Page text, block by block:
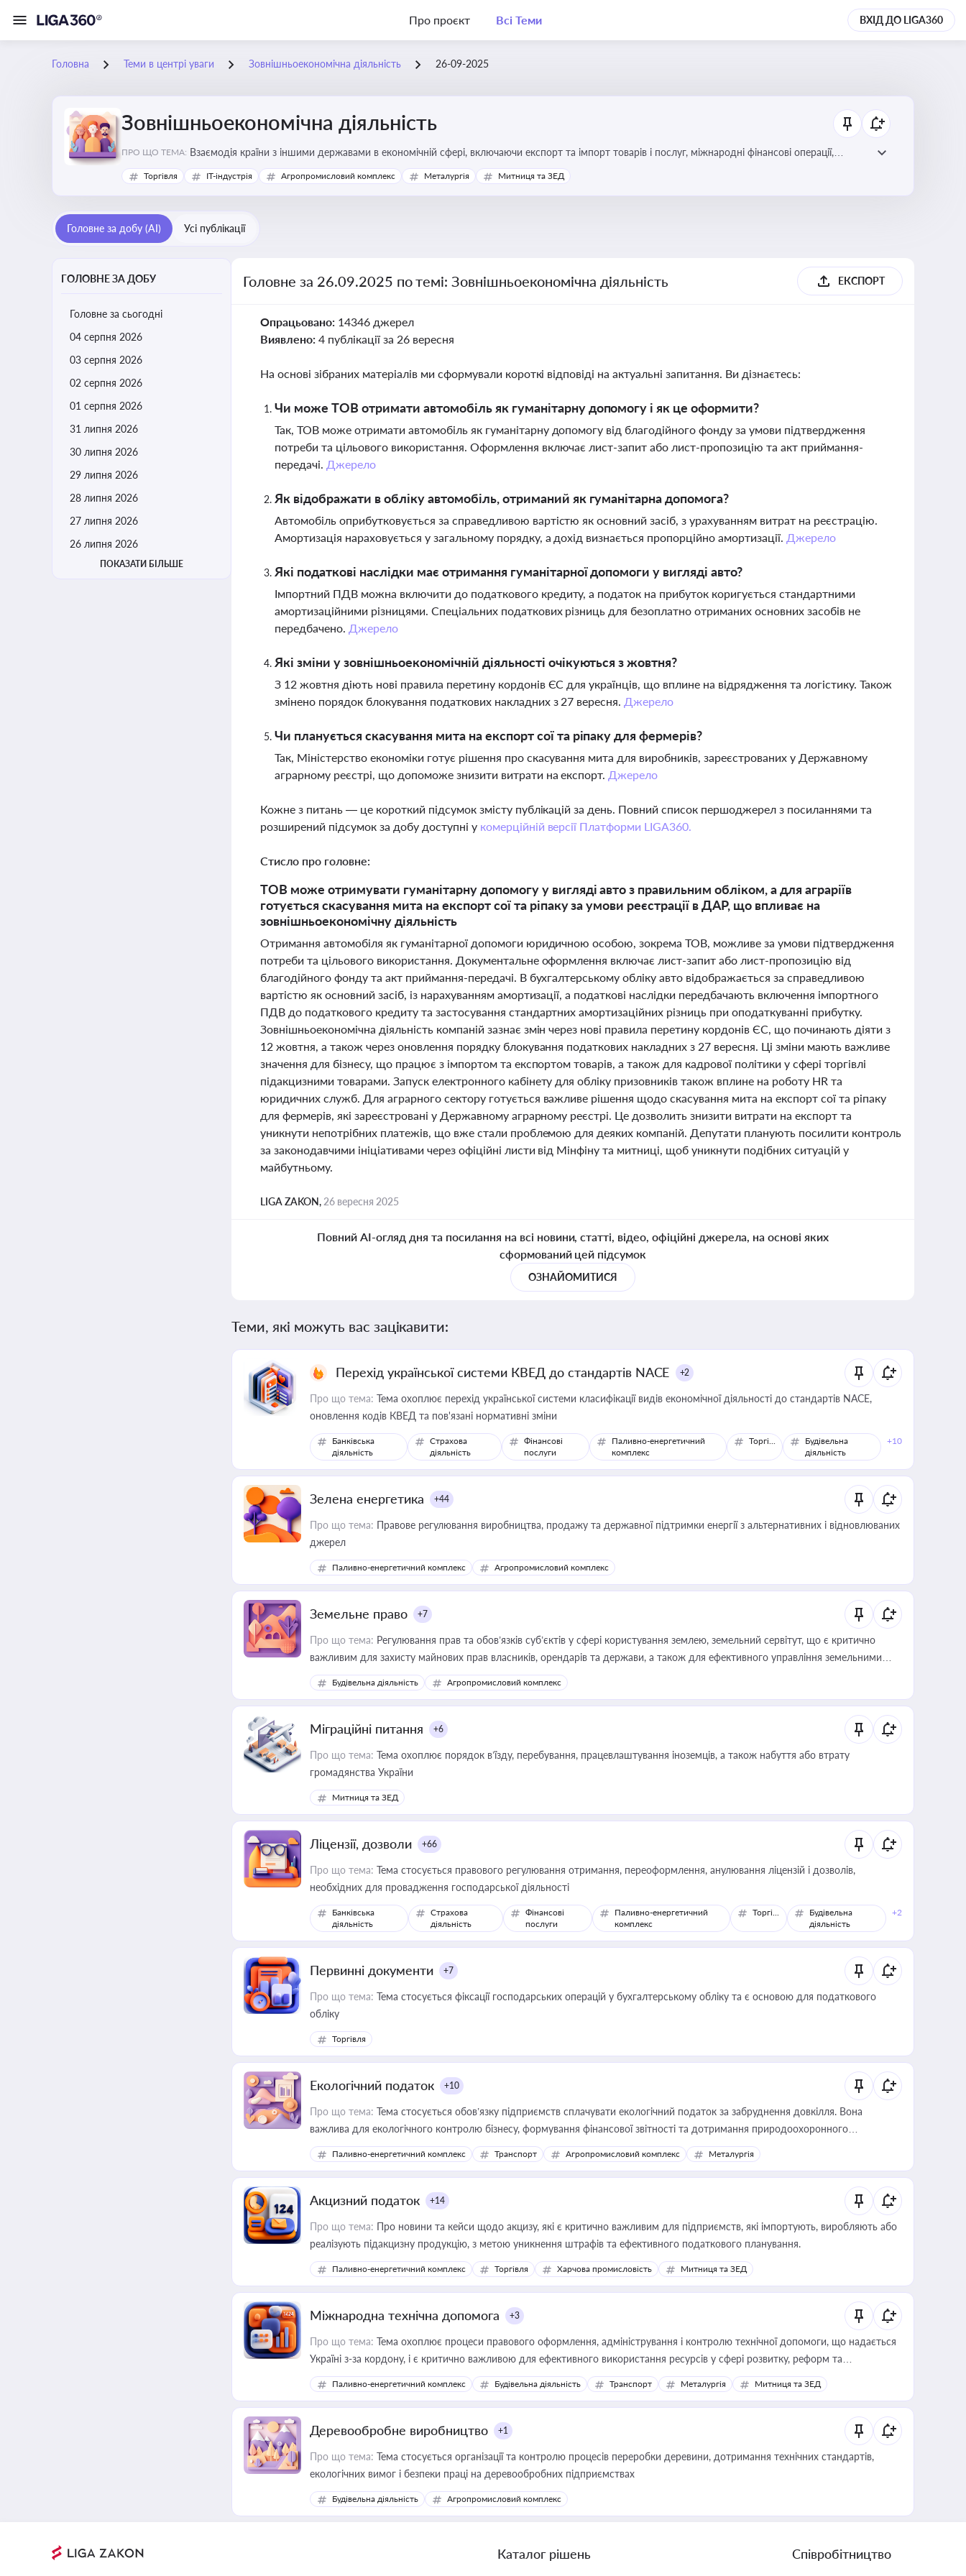
Про проєкт Всі Теми ВХІД ДО LIGA360
Головна Теми в центрі уваги Зовнішньоекономічна діяльність 26-09-2025
Зовнішньоекономічна діяльність
ПРО ЩО ТЕМА: Взаємодія країни з іншими державами в економічній сфері, включаючи експорт та імпорт товарів і послуг, міжнародні фінансові операції,
інвестиції, торгівлю, митне регулювання
Торгівля IT-індустрія Агропромисловий комплекс Металургія Митниця та ЗЕД
Головне за добу (AI) Усі публікації
ГОЛОВНЕ ЗА ДОБУ
Головне за сьогодні
04 серпня 2026
03 серпня 2026
02 серпня 2026
01 серпня 2026
31 липня 2026
30 липня 2026
29 липня 2026
28 липня 2026
27 липня 2026
26 липня 2026
ПОКАЗАТИ БІЛЬШЕ
Головне за 26.09.2025 по темі: Зовнішньоекономічна діяльність ЕКСПОРТ
Опрацьовано: 14346 джерел
Виявлено: 4 публікації за 26 вересня
На основі зібраних матеріалів ми сформували короткі відповіді на актуальні запитання. Ви дізнаєтесь:
Чи може ТОВ отримати автомобіль як гуманітарну допомогу і як це оформити?
Так, ТОВ може отримати автомобіль як гуманітарну допомогу від благодійного фонду за умови підтвердження
потреби та цільового використання. Оформлення включає лист-запит або лист-пропозицію та акт приймання-
передачі. Джерело
Як відображати в обліку автомобіль, отриманий як гуманітарна допомога?
Автомобіль оприбутковується за справедливою вартістю як основний засіб, з урахуванням витрат на реєстрацію.
Амортизація нараховується у загальному порядку, а дохід визнається пропорційно амортизації. Джерело
Які податкові наслідки має отримання гуманітарної допомоги у вигляді авто?
Імпортний ПДВ можна включити до податкового кредиту, а податок на прибуток коригується стандартними
амортизаційними різницями. Спеціальних податкових різниць для безоплатно отриманих основних засобів не
передбачено. Джерело
Які зміни у зовнішньоекономічній діяльності очікуються з жовтня?
З 12 жовтня діють нові правила перетину кордонів ЄС для українців, що вплине на відрядження та логістику. Також
змінено порядок блокування податкових накладних з 27 вересня. Джерело
Чи планується скасування мита на експорт сої та ріпаку для фермерів?
Так, Міністерство економіки готує рішення про скасування мита для виробників, зареєстрованих у Державному
аграрному реєстрі, що допоможе знизити витрати на експорт. Джерело
Кожне з питань — це короткий підсумок змісту публікацій за день. Повний список першоджерел з посиланнями та
розширений підсумок за добу доступні у комерційній версії Платформи LIGA360.
Стисло про головне:
ТОВ може отримувати гуманітарну допомогу у вигляді авто з правильним обліком, а для аграріїв
готується скасування мита на експорт сої та ріпаку за умови реєстрації в ДАР, що впливає на
зовнішньоекономічну діяльність
Отримання автомобіля як гуманітарної допомоги юридичною особою, зокрема ТОВ, можливе за умови підтвердження
потреби та цільового використання. Документальне оформлення включає лист-запит або лист-пропозицію від
благодійного фонду та акт приймання-передачі. В бухгалтерському обліку авто відображається за справедливою
вартістю як основний засіб, із нарахуванням амортизації, а податкові наслідки передбачають включення імпортного
ПДВ до податкового кредиту та застосування стандартних амортизаційних різниць при оподаткуванні прибутку.
Зовнішньоекономічна діяльність компаній зазнає змін через нові правила перетину кордонів ЄС, що починають діяти з
12 жовтня, а також через оновлення порядку блокування податкових накладних з 27 вересня. Ці зміни мають важливе
значення для бізнесу, що працює з імпортом та експортом товарів, а також для кадрової політики у сфері торгівлі
підакцизними товарами. Запуск електронного кабінету для обліку призовників також вплине на роботу HR та
юридичних служб. Для аграрного сектору готується важливе рішення щодо скасування мита на експорт сої та ріпаку
для фермерів, які зареєстровані у Державному аграрному реєстрі. Це дозволить знизити витрати на експорт та
уникнути непотрібних платежів, що вже стали проблемою для деяких компаній. Депутати планують посилити контроль
за законодавчими ініціативами через офіційні листи від Мінфіну та митниці, щоб уникнути подібних ситуацій у
майбутньому.
LIGA ZAKON, 26 вересня 2025
Повний AI-огляд дня та посилання на всі новини, статті, відео, офіційні джерела, на основі яких
сформований цей підсумок
ОЗНАЙОМИТИСЯ
Теми, які можуть вас зацікавити:
Перехід української системи КВЕД до стандартів NACE +2
Про що тема: Тема охоплює перехід української системи класифікації видів економічної діяльності до стандартів NACE,
оновлення кодів КВЕД та пов'язані нормативні зміни
Банківська
діяльність
Страхова
діяльність
Фінансові
послуги
Паливно-енергетичний
комплекс
Торгівля
Будівельна
діяльність
+10
Зелена енергетика +44
Про що тема: Правове регулювання виробництва, продажу та державної підтримки енергії з альтернативних і відновлюваних
джерел
Паливно-енергетичний комплекс Агропромисловий комплекс
Земельне право +7
Про що тема: Регулювання прав та обов’язків суб’єктів у сфері користування землею, земельний сервітут, що є критично
важливим для захисту майнових прав власників, орендарів та держави, а також для ефективного управління земельними
ресурсами
Будівельна діяльність Агропромисловий комплекс
Міграційні питання +6
Про що тема: Тема охоплює порядок в’їзду, перебування, працевлаштування іноземців, а також набуття або втрату
громадянства України
Митниця та ЗЕД
Ліцензії, дозволи +66
Про що тема: Тема стосується правового регулювання отримання, переоформлення, анулювання ліцензій і дозволів,
необхідних для провадження господарської діяльності
Банківська
діяльність
Страхова
діяльність
Фінансові
послуги
Паливно-енергетичний
комплекс
Торгівля
Будівельна
діяльність
+2
Первинні документи +7
Про що тема: Тема стосується фіксації господарських операцій у бухгалтерському обліку та є основою для податкового
обліку
Торгівля
Екологічний податок +10
Про що тема: Тема стосується обов’язку підприємств сплачувати екологічний податок за забруднення довкілля. Вона
важлива для екологічного контролю бізнесу, формування фінансової звітності та дотримання природоохоронного
законодавства
Паливно-енергетичний комплекс Транспорт Агропромисловий комплекс Металургія
Акцизний податок +14
Про що тема: Про новини та кейси щодо акцизу, які є критично важливим для підприємств, які імпортують, виробляють або
реалізують підакцизну продукцію, з метою уникнення штрафів та ефективного податкового планування.
Паливно-енергетичний комплекс Торгівля Харчова промисловість Митниця та ЗЕД
Міжнародна технічна допомога +3
Про що тема: Тема охоплює процеси правового оформлення, адміністрування і контролю технічної допомоги, що надається
Україні з-за кордону, і є критично важливою для ефективного використання ресурсів у сфері розвитку, реформ та
інфраструктурних проєктів
Паливно-енергетичний комплекс Будівельна діяльність Транспорт Металургія Митниця та ЗЕД
Деревообробне виробництво +1
Про що тема: Тема стосується організації та контролю процесів переробки деревини, дотримання технічних стандартів,
екологічних вимог і безпеки праці на деревообробних підприємствах
Будівельна діяльність Агропромисловий комплекс
Каталог рішень Співробітництво